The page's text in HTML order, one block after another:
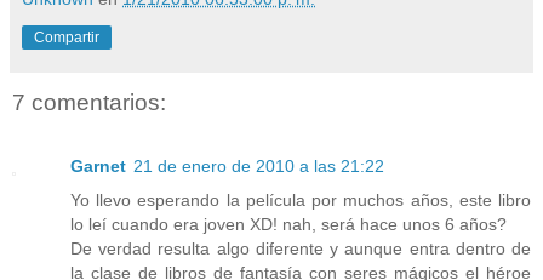
Compartir
7 comentarios:
Garnet 21 de enero de 2010 a las 21:22
Yo llevo esperando la película por muchos años, este libro
lo leí cuando era joven XD! nah, será hace unos 6 años?
De verdad resulta algo diferente y aunque entra dentro de
la clase de libros de fantasía con seres mágicos el héroe